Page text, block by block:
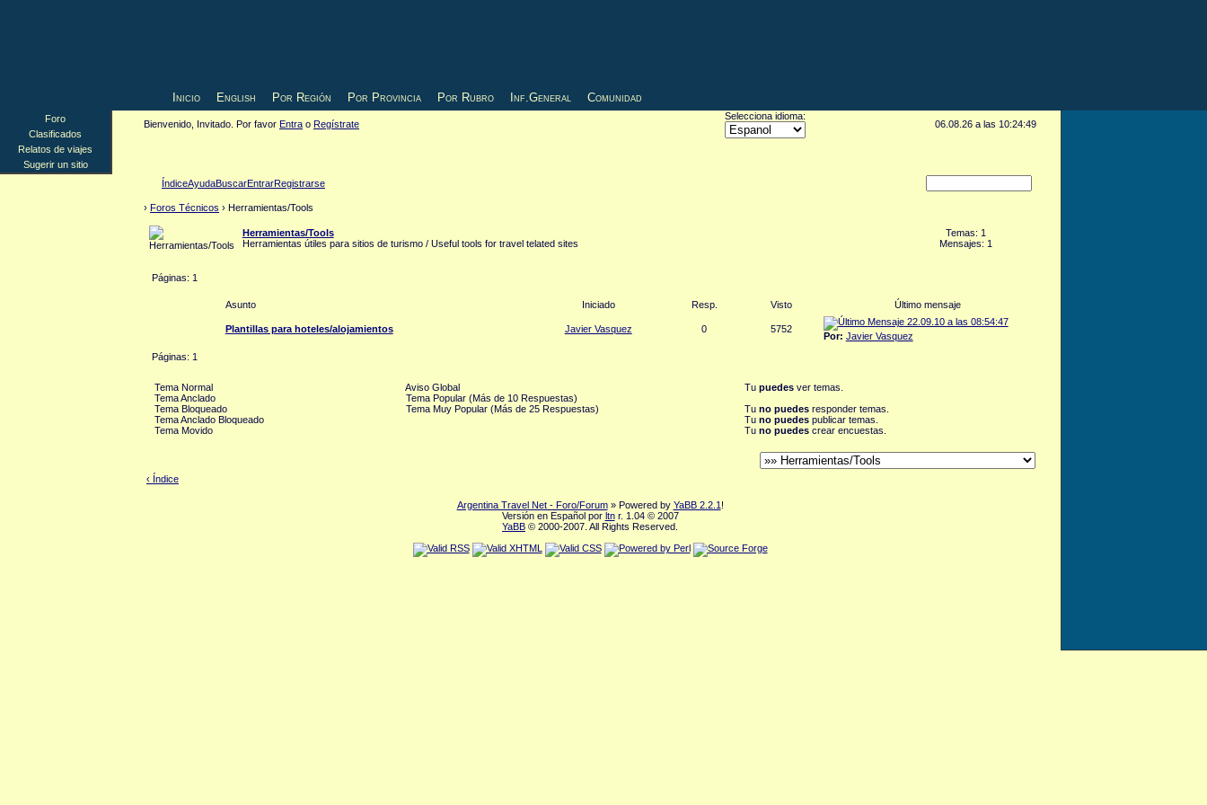
Inicio English Por Región Por Provincia Por Rubro Inf.General Comunidad
Foro
Clasificados
Relatos de viajes
Sugerir un sitio
Bienvenido, Invitado. Por favor Entra o Regístrate
Selecciona idioma:
06.08.26 a las 10:24:49
ÍndiceAyudaBuscarEntrarRegistrarse
› Foros Técnicos › Herramientas/Tools
Herramientas/Tools
Herramientas útiles para sitios de turismo / Useful tools for travel telated sites
Temas: 1
Mensajes: 1
Páginas: 1
Asunto Iniciado Resp. Visto Último mensaje
Plantillas para hoteles/alojamientos Javier Vasquez 0 5752
22.09.10 a las 08:54:47
Por: Javier Vasquez
Páginas: 1
Tema Normal
Tema Anclado
Tema Bloqueado
Tema Anclado Bloqueado
Tema Movido
Aviso Global
Tema Popular (Más de 10 Respuestas)
Tema Muy Popular (Más de 25 Respuestas)
Tu puedesver temas.
Tu no puedesresponder temas.
Tu no puedespublicar temas.
Tu no puedescrear encuestas.
‹ Índice
Argentina Travel Net - Foro/Forum» Powered by YaBB 2.2.1 !
Versión en Español por ltnr. 1.04 © 2007
YaBB © 2000-2007. All Rights Reserved.